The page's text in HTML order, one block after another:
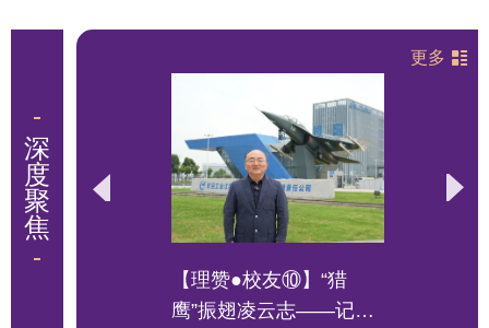
更多
【理赞●校友⑩】“猎
鹰”振翅凌云志——记